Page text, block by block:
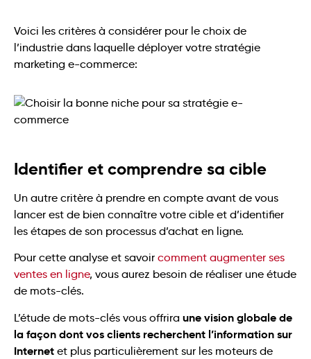
Voici les critères à considérer pour le choix de
l’industrie dans laquelle déployer votre stratégie
marketing e-commerce:
Identifier et comprendre sa cible
Un autre critère à prendre en compte avant de vous
lancer est de bien connaître votre cible et d’identifier
les étapes de son processus d’achat en ligne.
Pour cette analyse et savoir comment augmenter ses
ventes en ligne, vous aurez besoin de réaliser une étude
de mots-clés.
L’étude de mots-clés vous offrira une vision globale de
la façon dont vos clients recherchent l’information sur
Internet et plus particulièrement sur les moteurs de